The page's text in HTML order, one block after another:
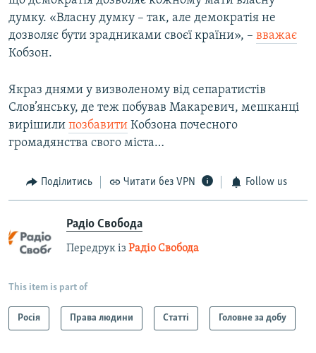
думку. «Власну думку – так, але демократія не
дозволяє бути зрадниками своєї країни», – вважає
Кобзон.
Якраз днями у визволеному від сепаратистів
Слов’янську, де теж побував Макаревич, мешканці
вирішили позбавити Кобзона почесного
громадянства свого міста…
Поділитись Читати без VPN Follow us
Радіо Свобода
Передрук із Радіо Свобода
This item is part of
Росія Права людини Статті Головне за добу